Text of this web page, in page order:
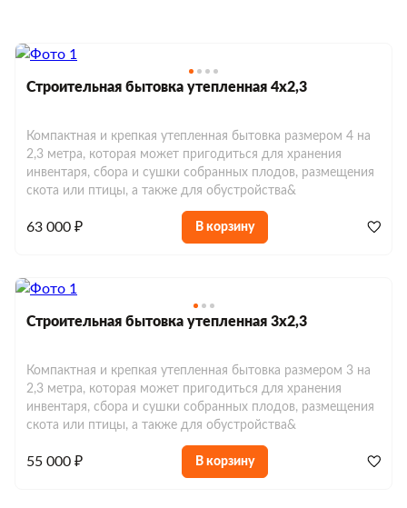
Строительные блок-контейнеры
Блок-контейнеры для дачи
Блок-контейнеры с тамбуром
Блок-контейнеры утепленные
Блок-контейнеры под ключ
Блок-контейнер 2 м
Блок-контейнеры дачные
Блок-контейнеры без окон
Блок-контейнеры с навесом
Блок-контейнеры из вагонки
Блок-контейнеры из оргалита
Модульные бытовки металлические
Модульные бытовки для дачи
Модульные бытовки для проживания
Модульные бытовки утепленные
Сантехнические бытовки
Блок-контейнеры с санузлом
Блок-контейнеры с душем
Бытовки с туалетом и душем
Пост охраны
КПП
Аренда блок-контейнеров
Блок-контейнеры в аренду 2м
Дачные бытовки
Строительная бытовка утепленная 4х2,3
Компактная и крепкая утепленная бытовка размером 4 на
2,3 метра, которая может пригодиться для хранения
инвентаря, сбора и сушки собранных плодов, размещения
скота или птицы, а также для обустройства&
63 000 ₽ В корзину
Строительная бытовка утепленная 3х2,3
Компактная и крепкая утепленная бытовка размером 3 на
2,3 метра, которая может пригодиться для хранения
инвентаря, сбора и сушки собранных плодов, размещения
скота или птицы, а также для обустройства&
55 000 ₽ В корзину